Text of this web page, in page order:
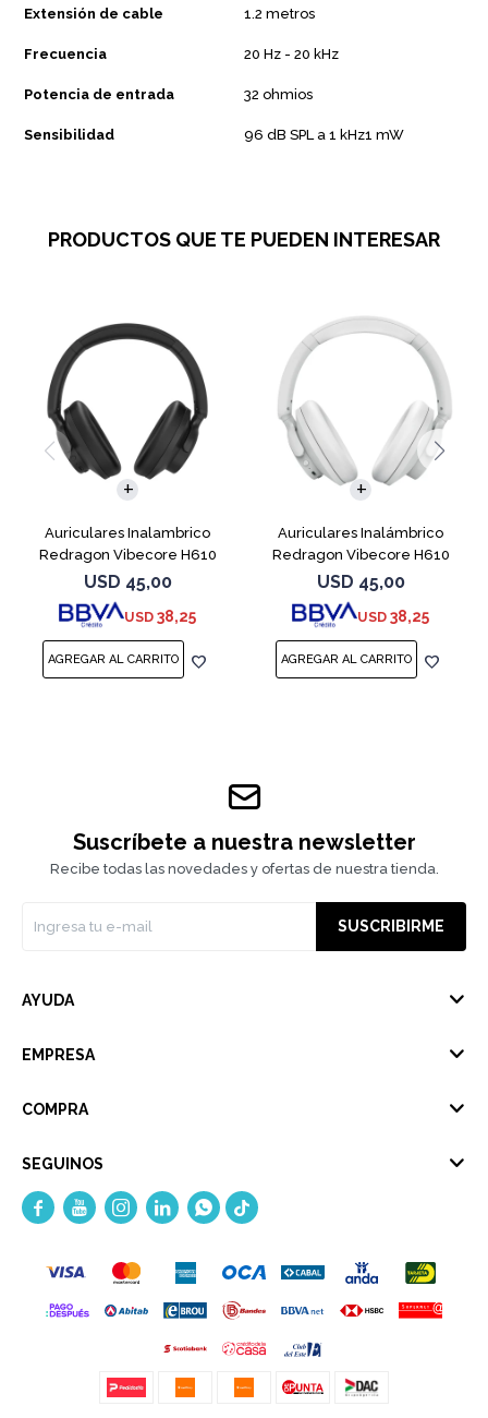
Extensión de cable 1.2 metros
Frecuencia 20 Hz - 20 kHz
Potencia de entrada 32 ohmios
Sensibilidad 96 dB SPL a 1 kHz1 mW
PRODUCTOS QUE TE PUEDEN INTERESAR
Auriculares Inalambrico
Redragon Vibecore H610
ANC Black
USD 45,00
USD 38,25
Auriculares Inalámbrico
Redragon Vibecore H610
ANC White
USD 45,00
USD 38,25
Suscríbete a nuestra newsletter
Recibe todas las novedades y ofertas de nuestra tienda.
SUSCRIBIRME
AYUDA
EMPRESA
COMPRA
SEGUINOS
    